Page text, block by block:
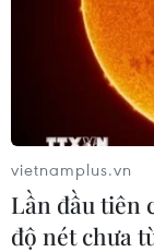
TIN LIÊN
vietnamplus.vn
Lần đầu tiên
độ nét chưa